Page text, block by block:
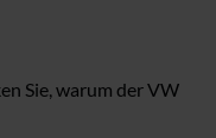
Sie, warum der VW